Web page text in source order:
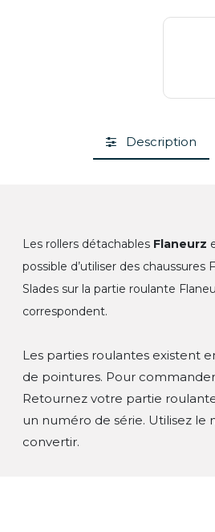
Description
Les rollers détachables Flaneurz
possible d’utiliser des chaussures
Slades sur la partie roulante
correspondent.
Les parties roulantes existent
de pointures. Pour
Retournez votre partie
un numéro de série. Utilisez
convertir.